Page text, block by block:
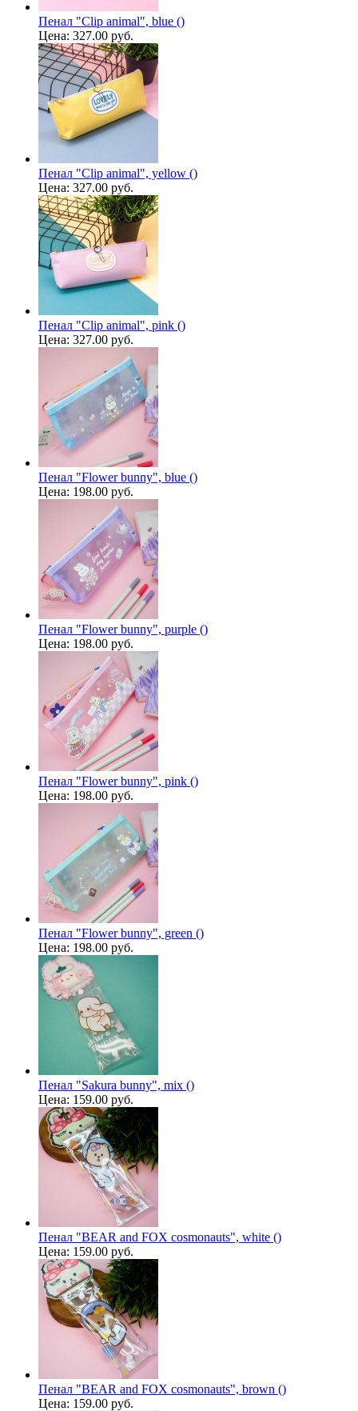
Пенал "Clip animal", blue ()
Цена: 327.00 руб.
Пенал "Clip animal", yellow ()
Цена: 327.00 руб.
Пенал "Clip animal", pink ()
Цена: 327.00 руб.
Пенал "Flower bunny", blue ()
Цена: 198.00 руб.
Пенал "Flower bunny", purple ()
Цена: 198.00 руб.
Пенал "Flower bunny", pink ()
Цена: 198.00 руб.
Пенал "Flower bunny", green ()
Цена: 198.00 руб.
Пенал "Sakura bunny", mix ()
Цена: 159.00 руб.
Пенал "BEAR and FOX cosmonauts", white ()
Цена: 159.00 руб.
Пенал "BEAR and FOX cosmonauts", brown ()
Цена: 159.00 руб.